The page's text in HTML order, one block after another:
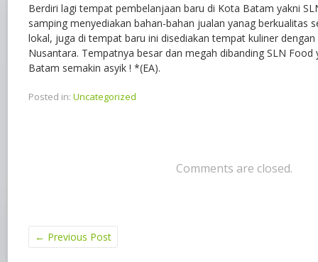
Berdiri lagi tempat pembelanjaan baru di Kota Batam yakni
samping menyediakan bahan-bahan jualan yanag berkualitas
lokal, juga di tempat baru ini disediakan tempat kuliner
Nusantara. Tempatnya besar dan megah dibanding SLN Food
Batam semakin asyik ! *(EA).
Posted in: Uncategorized
Comments are closed.
← Previous Post